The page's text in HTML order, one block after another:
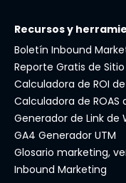
Recursos y
Boletín Inbound
Reporte Gratis de
Calculadora de ROI
Calculadora de ROAS
Generador de Link de
GA4 Generador UTM
Glosario marketing,
Inbound Marketing